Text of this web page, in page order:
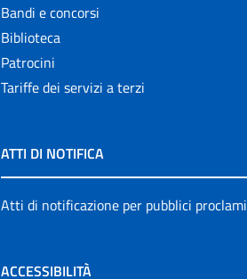
Bandi e concorsi
Biblioteca
Patrocini
Tariffe dei servizi a terzi
ATTI DI NOTIFICA
Atti di notificazione per pubblici proclami
ACCESSIBILITÀ